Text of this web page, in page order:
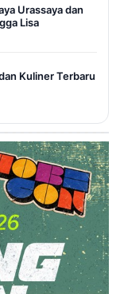
Urassaya dan
Lisa
Kuliner Terbaru